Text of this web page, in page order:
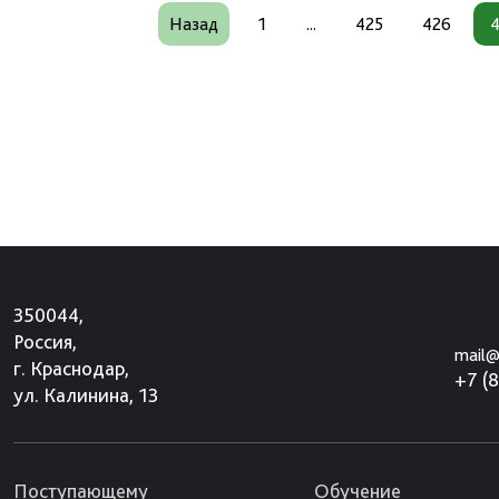
Назад 1 ... 425 426
350044,
Россия,
г. Краснодар,
ул. Калинина, 13
+7
Поступающему Обучение